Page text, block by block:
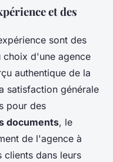
et des
sont des
choix d'une agence
authentique de la
satisfaction générale
pour des
documents, le
de l'agence à
clients dans leurs